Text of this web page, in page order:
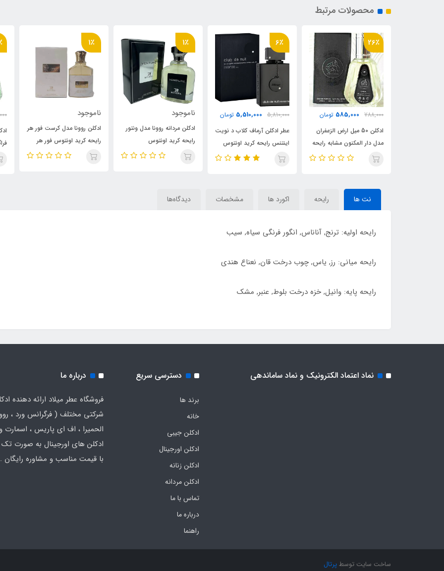
محصولات مرتبط
6٪
5,810,000
5,510,000
عطر ادکلن آرماف کلاب د نویت
اینتنس رایحه کرید اونتوس
Armaf Club de Nuit
1٪
ناموجود
ادکلن مردانه روونا مدل ونتور
رایحه کرید اونتوس
1٪
ناموجود
ادکلن روونا مدل کرست فور هر
رایحه کرید اونتوس فور هر
(crest for her) Creed
17٪
620,000
ادکلن اونتوس گرین ، 50 میل
فراگرنس ورد کرید گرین
آیریش Aventos Green
نت ها رایحه اکورد ها مشخصات دیدگاه‌ها
رایحه اولیه: ترنج, آناناس, انگور فرنگی سیاه, سیب
رایحه میانی: رز, یاس, چوب درخت قان, نعناع هندی
رایحه پایه: وانیل, خزه درخت بلوط, عنبر, مشک
نماد اعتماد الکترونیک و نماد ساماندهی دسترسی سریع
برند ها
خانه
ادکلن جیبی
ادکلن اورجینال
ادکلن زنانه
ادکلن مردانه
تماس با ما
درباره ما
راهنما
درباره ما
فروشگاه عطر میلاد ارائه دهنده
شرکتی مختلف ( فرگرانس ورد ،
الحمیرا ، اف ای پاریس ، اسمارت
ادکلن های اورجینال به صورت
با قیمت مناسب و مشاوره رایگان .
ساخت سایت توسطپرتال